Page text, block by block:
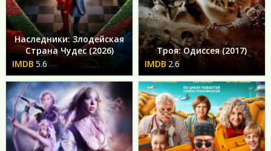
Наследники: Злодейская
Страна Чудес (2026)
5.6
Троя: Одиссея (2017)
2.6